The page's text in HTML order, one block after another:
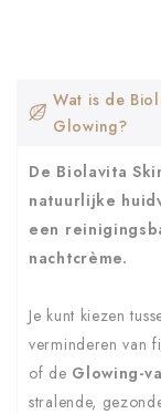
Wat is de
Glowing?
De Biolavita
natuurlijke
een
nachtcrème.
Je kunt kiezen
verminderen van
of de Glowing-
stralende,